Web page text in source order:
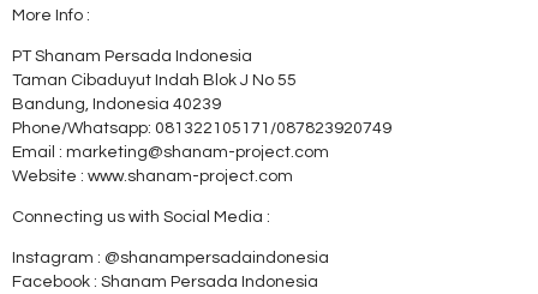
More Info :
PT Shanam Persada Indonesia
Taman Cibaduyut Indah Blok J No 55
Bandung, Indonesia 40239
Phone/Whatsapp: 081322105171/087823920749
Email : marketing@shanam-project.com
Website : www.shanam-project.com
Connecting us with Social Media :
Instagram : @shanampersadaindonesia
Facebook : Shanam Persada Indonesia